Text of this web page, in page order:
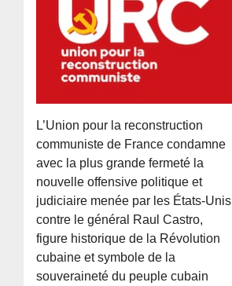
L’Union pour la reconstruction
communiste de France condamne
avec la plus grande fermeté la
nouvelle offensive politique et
judiciaire menée par les États-Unis
contre le général Raul Castro,
figure historique de la Révolution
cubaine et symbole de la
souveraineté du peuple cubain